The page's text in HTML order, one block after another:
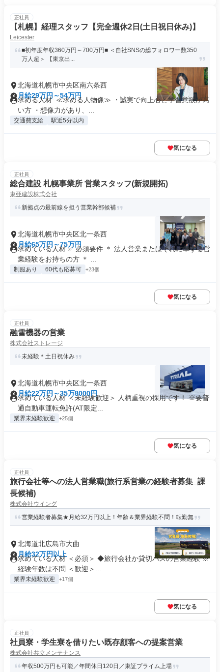
正社員
【札幌】経理スタッフ【完全週休2日(土日祝日休み)】
Leicester
■初年度年収360万円～700万円■ ＜自社SNSの総フォロワー数350
万人超＞ 【東京出...
北海道札幌市中央区南六条西
月給29万円～54万円
求める人材: ≪求める人物像≫ ・誠実で向上心と学習意欲が高
い方 ・想像力があり、...
交通費支給 駅近5分以内
気になる
正社員
総合建設 札幌事業所 営業スタッフ(新規開拓)
東亜建設株式会社
新拠点の最前線を担う営業幹部候補
北海道札幌市中央区北一条西
月給65万円～75万円
求めている人材 ✅ 必須要件 ＊ 法人営業またはそれに準ずる営
業経験をお持ちの方 ＊ ...
制服あり 60代も応募可 +23個
気になる
正社員
融雪機器の営業
株式会社ストレージ
未経験＊土日祝休み
北海道札幌市中央区北一条西
月給22万円～35万8000円
求めている人材 ＜未経験歓迎＞ 人柄重視の採用です！ ※要普
通自動車運転免許(AT限定...
業界未経験歓迎 +25個
気になる
正社員
旅行会社等への法人営業職(旅行系営業の経験者募集_課
長候補)
株式会社ウイング
営業経験者募集★月給32万円以上！年齢＆業界経験不問！転勤無
北海道北広島市大曲
月給32万円以上
求めている人材 ＜必須＞ ◆旅行会社か貸切バスの営業経験 ※
経験年数は不問 ＜歓迎＞...
業界未経験歓迎 +17個
気になる
正社員
社員寮・学生寮を借りたい既存顧客への提案営業
株式会社共立メンテナンス
年収500万円も可能／年間休日120日／東証プライム上場